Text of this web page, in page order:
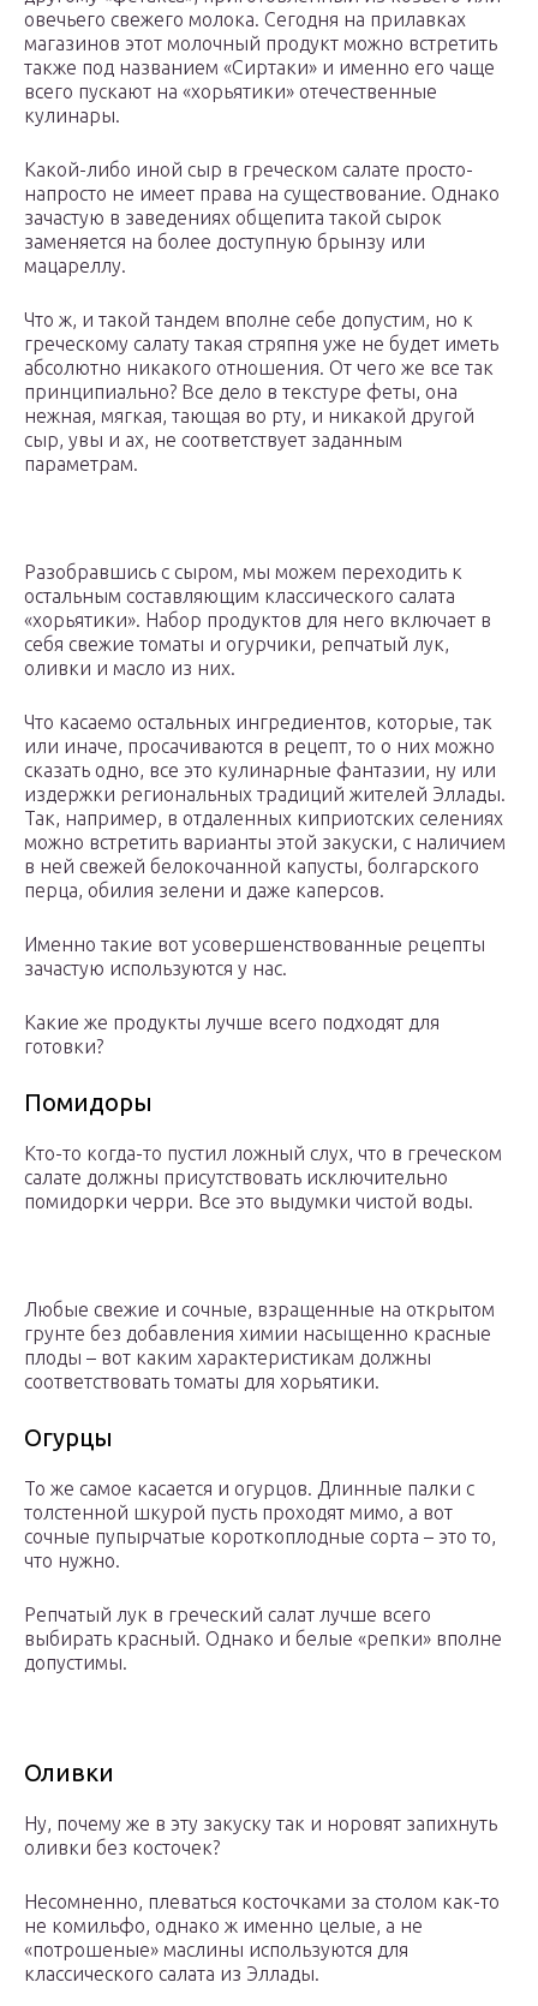
овечьего свежего молока. Сегодня на прилавках
магазинов этот молочный продукт можно встретить
также под названием «Сиртаки» и именно его чаще
всего пускают на «хорьятики» отечественные
кулинары.
Какой-либо иной сыр в греческом салате просто-
напросто не имеет права на существование. Однако
зачастую в заведениях общепита такой сырок
заменяется на более доступную брынзу или
мацареллу.
Что ж, и такой тандем вполне себе допустим, но к
греческому салату такая стряпня уже не будет иметь
абсолютно никакого отношения. От чего же все так
принципиально? Все дело в текстуре феты, она
нежная, мягкая, тающая во рту, и никакой другой
сыр, увы и ах, не соответствует заданным
параметрам.
Разобравшись с сыром, мы можем переходить к
остальным составляющим классического салата
«хорьятики». Набор продуктов для него включает в
себя свежие томаты и огурчики, репчатый лук,
оливки и масло из них.
Что касаемо остальных ингредиентов, которые, так
или иначе, просачиваются в рецепт, то о них можно
сказать одно, все это кулинарные фантазии, ну или
издержки региональных традиций жителей Эллады.
Так, например, в отдаленных киприотских селениях
можно встретить варианты этой закуски, с наличием
в ней свежей белокочанной капусты, болгарского
перца, обилия зелени и даже каперсов.
Именно такие вот усовершенствованные рецепты
зачастую используются у нас.
Какие же продукты лучше всего подходят для
готовки?
Помидоры
Кто-то когда-то пустил ложный слух, что в греческом
салате должны присутствовать исключительно
помидорки черри. Все это выдумки чистой воды.
Любые свежие и сочные, взращенные на открытом
грунте без добавления химии насыщенно красные
плоды – вот каким характеристикам должны
соответствовать томаты для хорьятики.
Огурцы
То же самое касается и огурцов. Длинные палки с
толстенной шкурой пусть проходят мимо, а вот
сочные пупырчатые короткоплодные сорта – это то,
что нужно.
Репчатый лук в греческий салат лучше всего
выбирать красный. Однако и белые «репки» вполне
допустимы.
Оливки
Ну, почему же в эту закуску так и норовят запихнуть
оливки без косточек?
Несомненно, плеваться косточками за столом как-то
не комильфо, однако ж именно целые, а не
«потрошеные» маслины используются для
классического салата из Эллады.